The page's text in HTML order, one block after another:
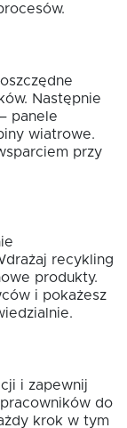
Następnie
panele
wiatrowe.
przy
recykling
produkty.
i pokażesz
i zapewnij
do
krok w tym